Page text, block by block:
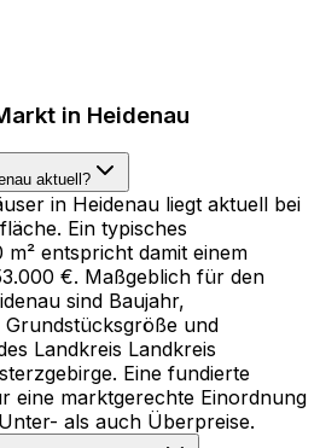
in Heidenau
aktuell?
in Heidenau liegt aktuell bei
Ein typisches
m² entspricht damit einem
€. Maßgeblich für den
sind Baujahr,
und
Landkreis Landkreis
Eine fundierte
eine marktgerechte Einordnung
als auch Überpreise.